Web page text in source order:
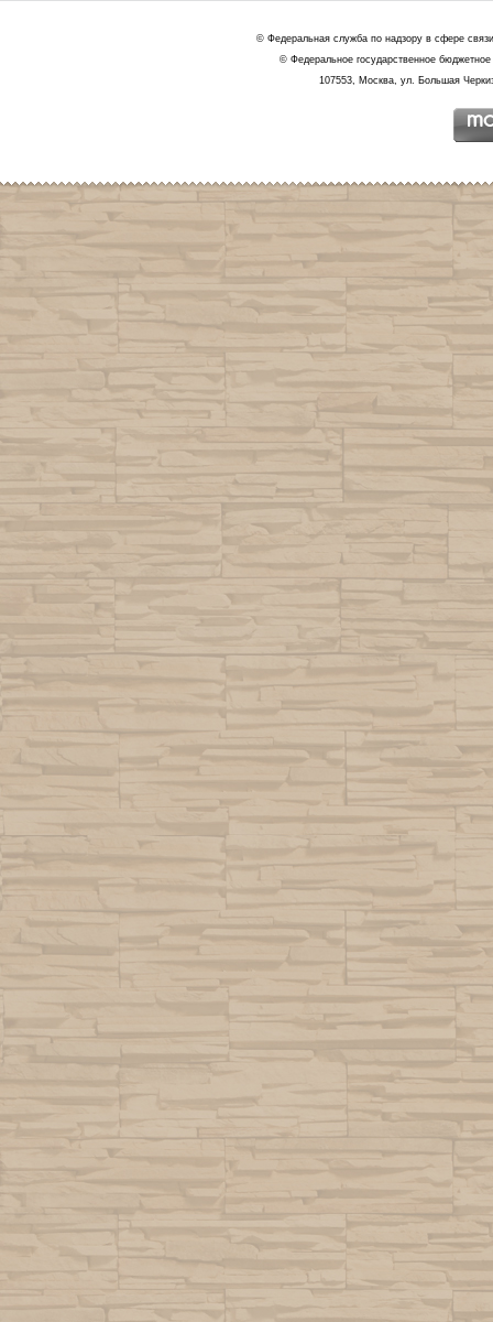
© Федеральная служба по надзору в сфере
© Федеральное государственное
107553, Москва, ул. Большая